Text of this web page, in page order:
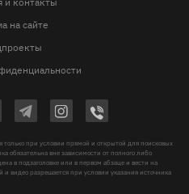
на сайте
только при условии прямой и открытой для поисковых
обязательна вне зависимости от полного либо
в подзаголовке или в первом абзаце и вести на
видео разрешается при условии указания источника